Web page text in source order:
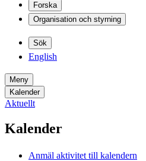
Forska
Organisation och styrning
Sök
English
Meny
Kalender
Aktuellt
Kalender
Anmäl aktivitet till kalendern